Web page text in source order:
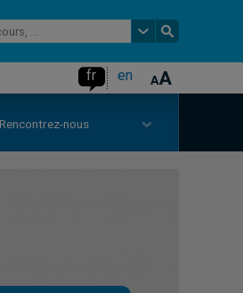
fr en
Rencontrez-nous